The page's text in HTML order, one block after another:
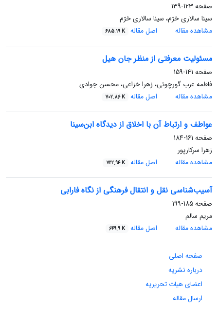
صفحه 123-139
سینا سالاری خرّم، سینا سالاری خرّم
مشاهده مقاله
اصل مقاله 685.19 K
مسئولیت معرفتی از منظر جان هیل
صفحه 141-159
فاطمه عرب گورچوئی، زهرا خزاعی، محسن جوادی
مشاهده مقاله
اصل مقاله 702.86 K
عواطف و ارتباط آن با اخلاق از دیدگاه ابن‌سینا
صفحه 161-184
زهرا سرکارپور
مشاهده مقاله
اصل مقاله 722.94 K
آسیب‌شناسی نقل و انتقال فرهنگی از نگاه فارابی
صفحه185-199
مریم سالم
مشاهده مقاله
اصل مقاله 649.9 K
صفحه اصلی
درباره نشریه
اعضای هیات تحریریه
ارسال مقاله